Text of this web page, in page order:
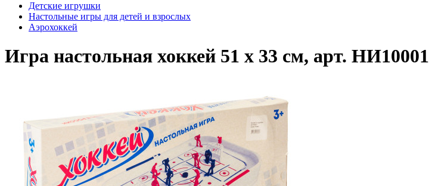
Детские игрушки
Настольные игры для детей и взрослых
Аэрохоккей
Игра настольная хоккей 51 х 33 см, арт. НИ10001